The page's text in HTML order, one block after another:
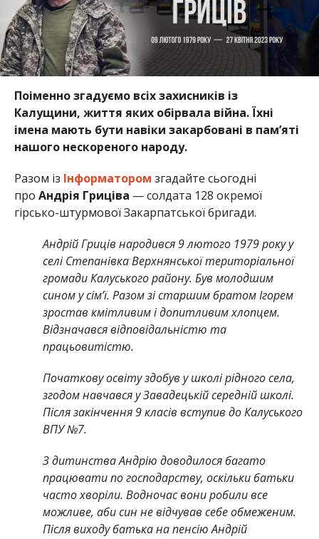
Поіменно згадуємо всіх захисників із
Калущини, життя яких обірвала війна. Їхні
імена мають бути навіки закарбовані в пам’яті
нашого нескореного народу.
Разом із Інформатором згадайте сьогодні
про Андрія Гриціва — солдата 128 окремої
гірсько-штурмової Закарпатської бригади.
Андрій Гриців народився 9 лютого 1979 року у
селі Степанівка Верхнянської територіальної
громади Калуського району. Був молодшим
сином у сім’ї. Разом зі старшим братом Ігорем
зростав кмітливим і допитливим хлопцем.
Відзначався відповідальністю та
працьовитістю.
Початкову освіту здобув у школі рідного села,
згодом навчався у Завадецькій середній школі.
Після закінчення 9 класів вступив до Калуського
ВПУ №7.
З дитинства Андрію доводилося багато
працювати по господарству, оскільки батьки
часто хворіли. Водночас вони робили все
можливе, аби син не відчував себе обмеженим.
Після виходу батька на пенсію Андрій